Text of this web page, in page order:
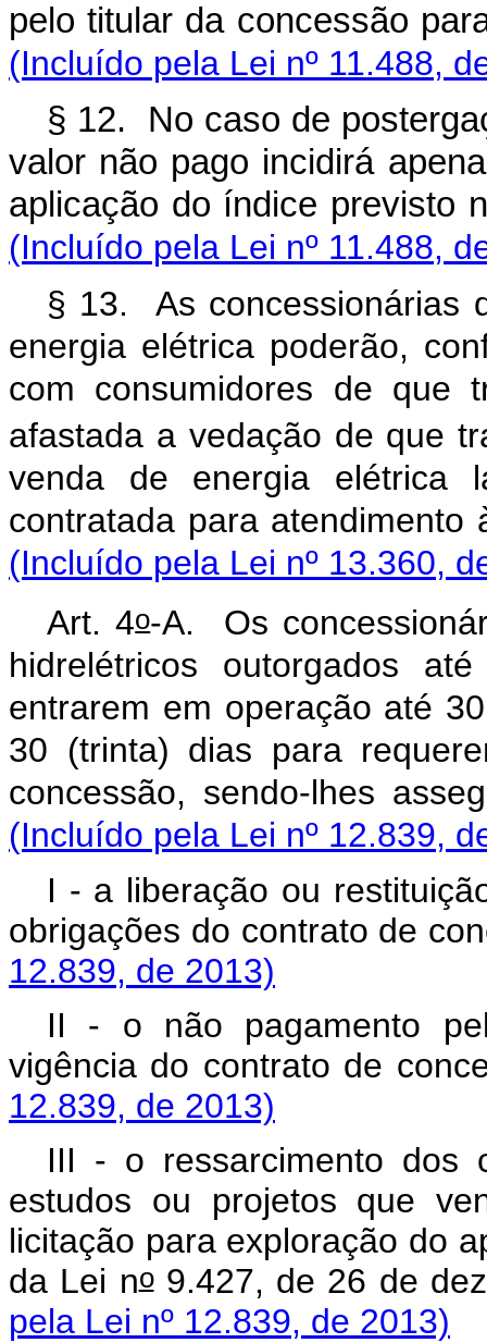
pelo titular da
(Incluído pela Lei nº 11.488,
§ 12. No caso de
valor não pago incidirá
aplicação do índice
(Incluído pela Lei nº 11.488,
§ 13. As concessionárias
energia elétrica poderão,
com consumidores de
afastada a vedação de que
venda de energia elétrica
contratada para
(Incluído pela Lei nº 13.360,
Art. 4o-A. Os
hidrelétricos outorgados
entrarem em operação até
30 (trinta) dias para
concessão, sendo-
(Incluído pela Lei nº 12.839,
I - a liberação ou
obrigações do contrato
12.839, de 2013)
II - o não pagamento
vigência do contrato de
12.839, de 2013)
III - o ressarcimento dos
estudos ou projetos que
licitação para exploração do
da Lei no9.427, de 26
pela Lei nº 12.839, de 2013)